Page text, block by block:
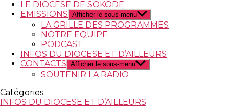
LE DIOCESE DE SOKODE
EMISSIONS Afficher le sous-menu
LA GRILLE DES PROGRAMMES
NOTRE EQUIPE
PODCAST
INFOS DU DIOCESE ET D’AILLEURS
CONTACTS Afficher le sous-menu
SOUTENIR LA RADIO
Catégories
INFOS DU DIOCESE ET D’AILLEURS